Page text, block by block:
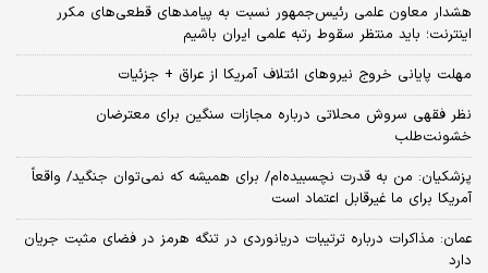
هشدار معاون علمی رئیس‌جمهور نسبت به پیامدهای قطعی‌های مکرر
اینترنت؛ باید منتظر سقوط رتبه علمی ایران باشیم
مهلت پایانی خروج نیروهای ائتلاف آمریکا از عراق + جزئیات
نظر فقهی سروش محلاتی درباره مجازات سنگین برای معترضان
خشونت‌طلب
پزشکیان: من به قدرت نچسبیده‌ام/ برای همیشه که نمی‌توان جنگید/ واقعاً
آمریکا برای ما غیرقابل اعتماد است
عمان: مذاکرات درباره ترتیبات دریانوردی در تنگه هرمز در فضای مثبت جریان
دارد